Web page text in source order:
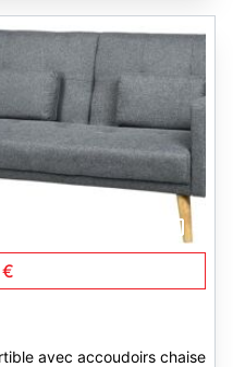
5
avec accoudoirs chaise